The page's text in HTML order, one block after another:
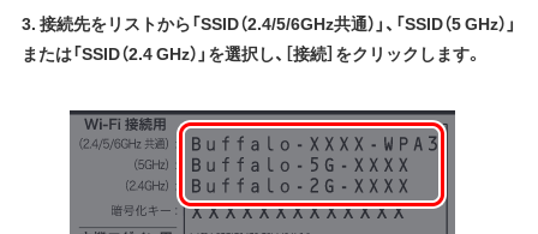
3. 接続先をリストから「SSID（2.4/5/6GHz共通）」、「SSID（5 GHz）」
または「SSID（2.4 GHz）」を選択し、［接続］をクリックします。